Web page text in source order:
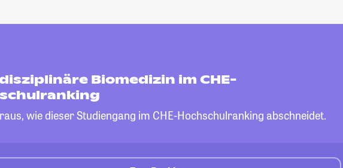
Biomedizin im CHE-
wie dieser Studiengang im CHE-Hochschulranking abschneidet.